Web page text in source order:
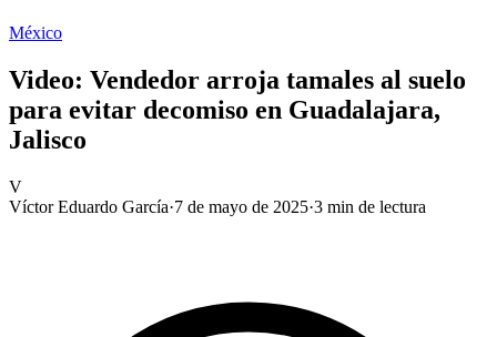
México
Video: Vendedor arroja tamales al suelo
para evitar decomiso en Guadalajara,
Jalisco
V
Víctor Eduardo García·7 de mayo de 2025·3 min de lectura